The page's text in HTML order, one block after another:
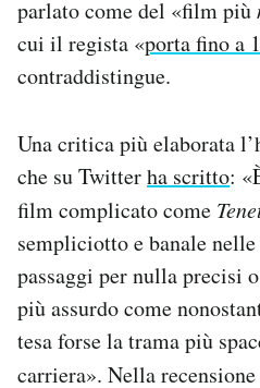
parlato come del «film più
cui il regista «porta fino a
contraddistingue.
Una critica più elaborata
che su Twitterha scritto:
film complicato come
sempliciotto e banale
passaggi per nulla precisi
più assurdo come
tesa forse la trama più
carriera». Nella